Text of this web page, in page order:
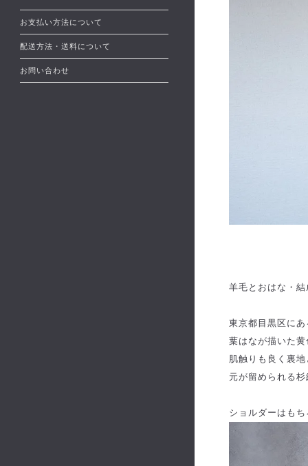
羊毛とおはな・
東京都目黒区に
葉はなが描いた
肌触りも良く裏
元が留められる
ショルダーはも
お支払い方法について
配送方法・送料について
お問い合わせ